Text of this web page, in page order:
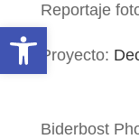
Reportaje
Proyecto:
Biderbost
Abrir barra de